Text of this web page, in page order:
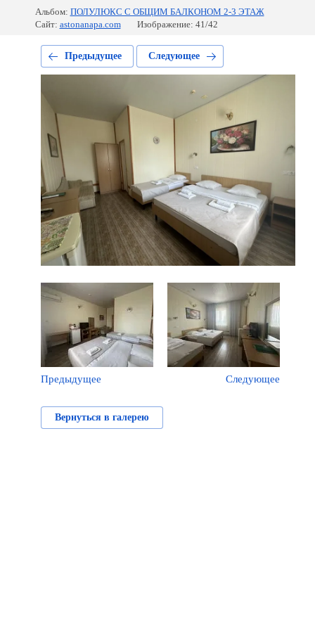
Альбом: ПОЛУЛЮКС С ОБЩИМ БАЛКОНОМ 2-3 ЭТАЖ
Сайт: astonanapa.com Изображение: 41/42
Предыдущее Следующее
Предыдущее Следующее
Вернуться в галерею